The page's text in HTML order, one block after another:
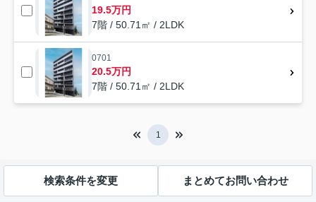
19.5万円
7階 / 50.71㎡ / 2LDK
0701
20.5万円
7階 / 50.71㎡ / 2LDK
1
検索条件を変更 まとめてお問い合わせ